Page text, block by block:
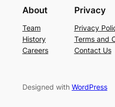
About
Team
History
Careers
Privacy
Privacy
Terms and
Contact Us
Designed with WordPress